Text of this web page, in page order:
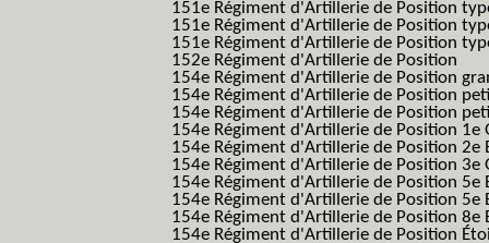
151e Régiment d'Artillerie de Position
151e Régiment d'Artillerie de Position
151e Régiment d'Artillerie de Position
152e Régiment d'Artillerie de Position
154e Régiment d'Artillerie de Position
154e Régiment d'Artillerie de Position
154e Régiment d'Artillerie de Position
154e Régiment d'Artillerie de Position 1e
154e Régiment d'Artillerie de Position 2e
154e Régiment d'Artillerie de Position 3e
154e Régiment d'Artillerie de Position 5e
154e Régiment d'Artillerie de Position 5e
154e Régiment d'Artillerie de Position 8e
154e Régiment d'Artillerie de Position